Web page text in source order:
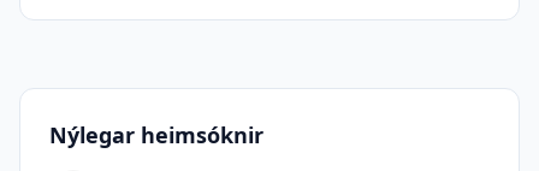
Nýlegar heimsóknir